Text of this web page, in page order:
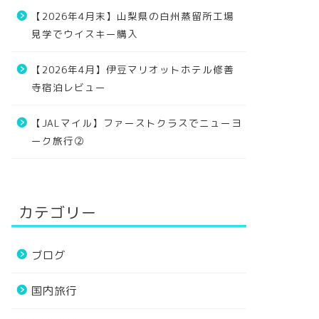
【2026年4月末】山梨県の白州蒸留所工場
見学でウイスキー購入
【2026年4月】伊豆マリオットホテル修善
寺宿泊レビュー
【JALマイル】ファーストクラスでニューヨ
ーク旅行②
カテゴリー
ブログ
国内旅行